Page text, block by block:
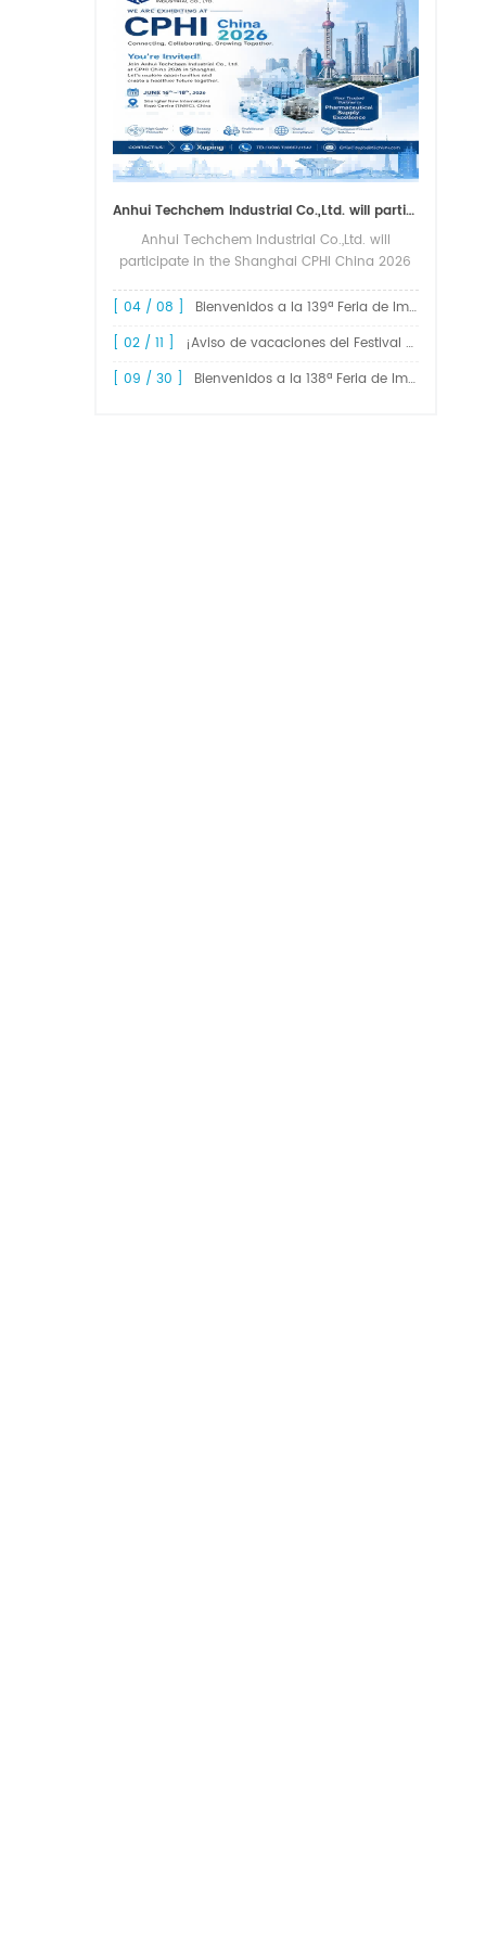
Anhui Techchem Industrial Co.,Ltd. will participate in the Shanghai CPHI China 2026 exhibition.
Anhui Techchem Industrial Co.,Ltd. will
participate in the Shanghai CPHI China 2026
grandly kick off at the Shanghai New
[ 04 / 08 ]
Bienvenidos a la 139ª Feria de Importación y Exportación de China, Feria de Cantón.
[ 02 / 11 ]
¡Aviso de vacaciones del Festival de Primavera de 2026!
[ 09 / 30 ]
Bienvenidos a la 138ª Feria de Importación y Exportación de China